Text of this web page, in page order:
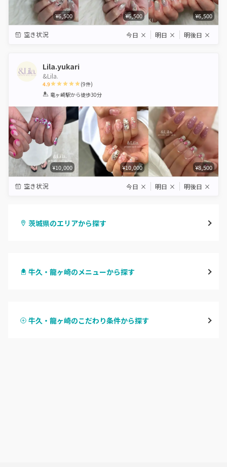
¥6,500 ¥6,500 ¥6,500
空き状況 今日 × 明日 × 明後日 ×
Lila.yukari
&Lila.
4.9
1 2 3 4 5
(9件)
竜ヶ崎駅から徒歩30分
¥10,000 ¥10,000 ¥8,500
空き状況 今日 × 明日 × 明後日 ×
茨城県のエリアから探す
つくば・土浦・石岡
牛久・龍ヶ崎のメニューから探す
ハンドスカルプ
牛久・龍ヶ崎のこだわり条件から探す